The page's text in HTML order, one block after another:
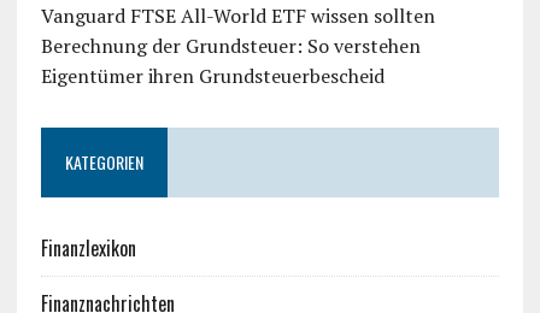
Vanguard FTSE All-World ETF wissen sollten
Berechnung der Grundsteuer: So verstehen
Eigentümer ihren Grundsteuerbescheid
KATEGORIEN
Finanzlexikon
Finanznachrichten